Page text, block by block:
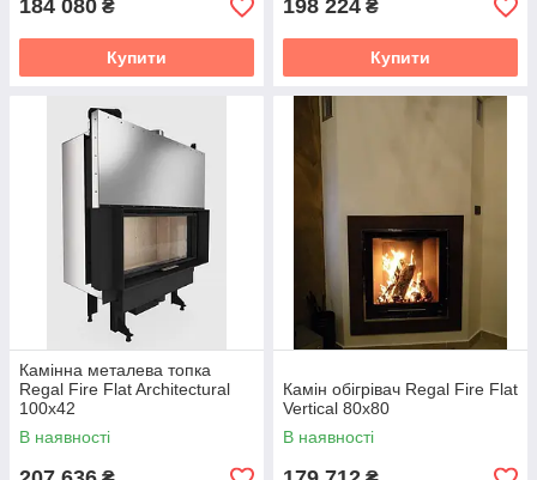
184 080 ₴
Купити
198 224 ₴
Купити
Камінна металева топка
Regal Fire Flat Architectural
100x42
В наявності
Камін обігрівач Regal Fire Flat
Vertical 80x80
В наявності